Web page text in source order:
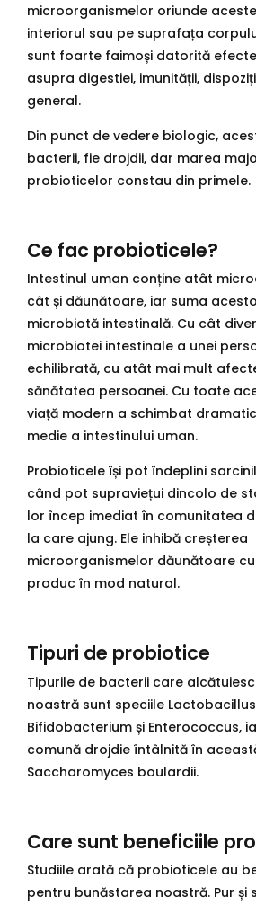
microorganismelor oriunde
interiorul sau pe suprafața
sunt foarte faimoși datorită
asupra digestiei, imunității,
general.
Din punct de vedere biologic,
bacterii, fie drojdii, dar marea
probioticelor constau din primele.
Ce fac probioticele?
Intestinul uman conține atât
cât și dăunătoare, iar suma
microbiotă intestinală. Cu cât
microbiotei intestinale a unei
echilibrată, cu atât mai mult
sănătatea persoanei. Cu toate
viață modern a schimbat
medie a intestinului uman.
Probioticele își pot îndeplini
când pot supraviețui dincolo de
lor încep imediat în comunitatea
la care ajung. Ele inhibă creșterea
microorganismelor dăunătoare
produc în mod natural.
Tipuri de probiotice
Tipurile de bacterii care
noastră sunt speciile
Bifidobacterium și Enterococcus,
comună drojdie întâlnită în
Saccharomyces boulardii.
Care sunt beneficiile
Studiile arată că probioticele au
pentru bunăstarea noastră. Pur și